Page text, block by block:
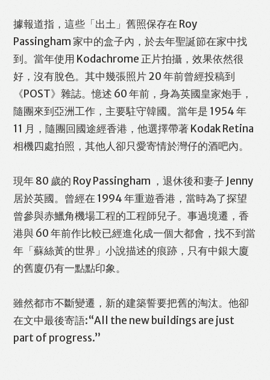
據報道指，這些「出土」舊照保存在 Roy
Passingham 家中的盒子內，於去年聖誕節在家中找
到。當年使用 Kodachrome 正片拍攝，效果依然很
好，沒有脫色。其中幾張照片 20 年前曾經投稿到
《POST》雜誌。憶述 60 年前，身為英國皇家炮手，
隨團來到亞洲工作，主要駐守韓國。當年是 1954 年
11 月，隨團回國途經香港，他選擇帶著 Kodak Retina
相機四處拍照，其他人卻只愛寄情於灣仔的酒吧內。
現年 80 歲的 Roy Passingham ，退休後和妻子 Jenny
居於英國。曾經在 1994 年重遊香港，當時為了探望
曾參與赤鱲角機場工程的工程師兒子。事過境遷，香
港與 60 年前作比較已經進化成一個大都會，找不到當
年「蘇絲黃的世界」小說描述的痕跡，只有中銀大廈
的舊廈仍有一點點印象。
雖然都市不斷變遷，新的建築誓要把舊的淘汰。他卻
在文中最後寄語:“All the new buildings are just
part of progress.”